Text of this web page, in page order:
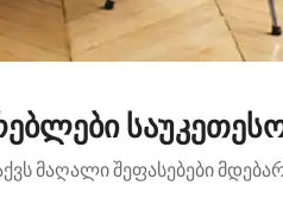
მაღალი შეფასებები